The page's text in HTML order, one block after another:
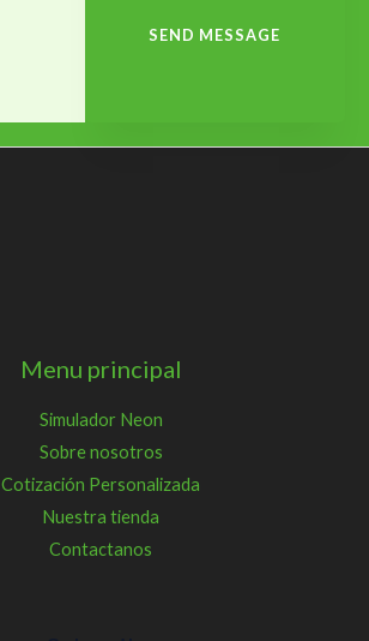
SEND MESSAGE
Menu principal
Simulador Neon
Sobre nosotros
Cotización Personalizada
Nuestra tienda
Contactanos